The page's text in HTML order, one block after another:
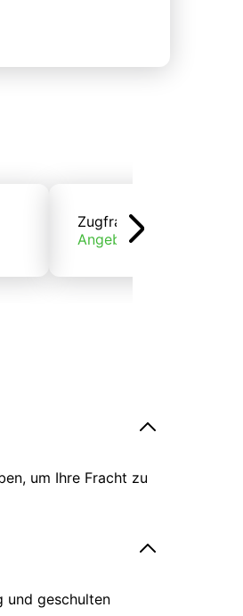
Zugfracht
Angebote bekommen
um Ihre Fracht zu
und geschulten